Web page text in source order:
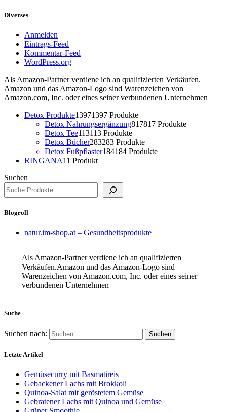
Diverses
Anmelden
Eintrags-Feed
Kommentar-Feed
WordPress.org
Als Amazon-Partner verdiene ich an qualifizierten Verkäufen.
Amazon und das Amazon-Logo sind Warenzeichen von
Amazon.com, Inc. oder eines seiner verbundenen Unternehmen
Detox Produkte13971397 Produkte
Detox Nahrungsergänzung817817 Produkte
Detox Tee113113 Produkte
Detox Bücher283283 Produkte
Detox Fußpflaster184184 Produkte
RINGANA11 Produkt
Suchen
Blogroll
natur.im-shop.at – Gesundheitsprodukte
Als Amazon-Partner verdiene ich an qualifizierten
Verkäufen.Amazon und das Amazon-Logo sind
Warenzeichen von Amazon.com, Inc. oder eines seiner
verbundenen Unternehmen
Suche
Suchen nach:
Letzte Artikel
Gemüsecurry mit Basmatireis
Gebackener Lachs mit Brokkoli
Quinoa-Salat mit geröstetem Gemüse
Gebratener Lachs mit Quinoa und Gemüse